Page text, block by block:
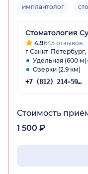
имплантолог
Стоматология
4.9645 отзывов
г Санкт-
Удельная (600 м)
Озерки (2.9 км)
+7 (812) 214-59-31
Стоимость
1 500 ₽